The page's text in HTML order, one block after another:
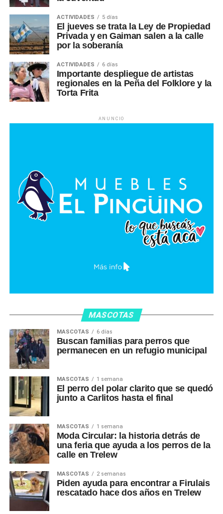
ACTIVIDADES 5 días
El jueves se trata la Ley de Propiedad
Privada y en Gaiman salen a la calle
por la soberanía
ACTIVIDADES 6 días
Importante despliegue de artistas
regionales en la Peña del Folklore y la
Torta Frita
ANUNCIO
MASCOTAS
MASCOTAS 6 días
Buscan familias para perros que
permanecen en un refugio municipal
MASCOTAS 1 semana
El perro del polar clarito que se quedó
junto a Carlitos hasta el final
MASCOTAS 1 semana
Moda Circular: la historia detrás de
una feria que ayuda a los perros de la
calle en Trelew
MASCOTAS 2 semanas
Piden ayuda para encontrar a Firulais
rescatado hace dos años en Trelew